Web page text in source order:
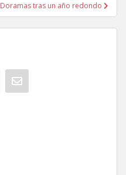
Doramas tras un año redondo